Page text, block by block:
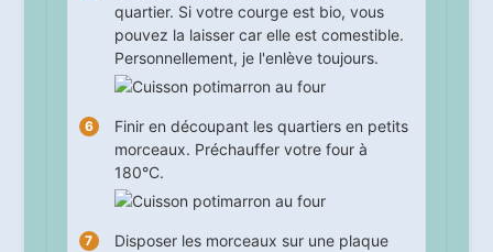
quartier. Si votre courge est bio, vous
pouvez la laisser car elle est comestible.
Personnellement, je l'enlève toujours.
Finir en découpant les quartiers en petits
morceaux. Préchauffer votre four à
180°C.
Disposer les morceaux sur une plaque